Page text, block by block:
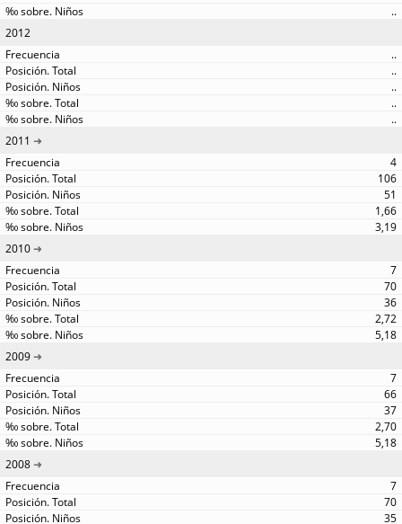
..
2012
..
..
..
..
..
2011
4
106
51
1,66
3,19
2010
7
70
36
2,72
5,18
2009
7
66
37
2,70
5,18
2008
7
70
35